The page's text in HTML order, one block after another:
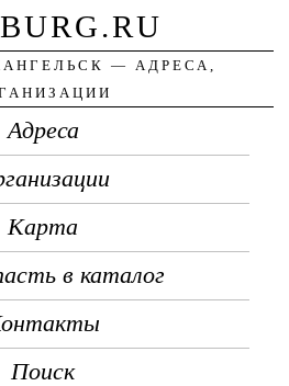
— АДРЕСА,
Адреса
Карта
в каталог
Поиск